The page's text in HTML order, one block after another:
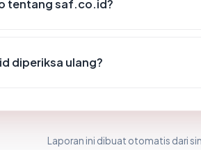
tentang saf.co.id?
diperiksa ulang?
Laporan ini dibuat otomatis dari